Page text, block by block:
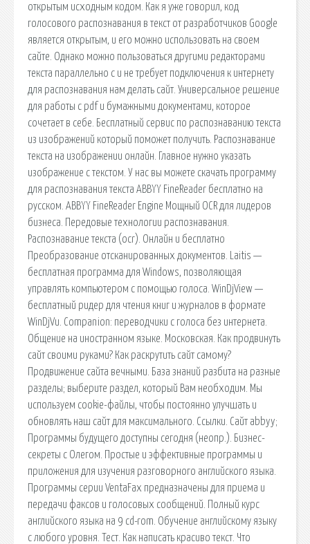
открытым исходным кодом. Как я уже говорил, код
голосового распознавания в текст от разработчиков Google
является открытым, и его можно использовать на своем
сайте. Однако можно пользоваться другими редакторами
текста параллельно с и не требует подключения к интернету
для распознавания нам делать сайт. Универсальное решение
для работы с pdf и бумажными документами, которое
сочетает в себе. Бесплатный сервис по распознаванию текста
из изображений который поможет получить. Распознавание
текста на изображении онлайн. Главное нужно указать
изображение с текстом. У нас вы можете скачать программу
для распознавания текста ABBYY FineReader бесплатно на
русском. ABBYY FineReader Engine Мощный OCR для лидеров
бизнеса. Передовые технологии распознавания.
Распознавание текста (ocr). Онлайн и бесплатно
Преобразование отсканированных документов. Laitis —
бесплатная программа для Windows, позволяющая
управлять компьютером с помощью голоса. WinDjView —
бесплатный ридер для чтения книг и журналов в формате
WinDjVu. Companion: переводчики с голоса без интернета.
Общение на иностранном языке. Московская. Как продвинуть
сайт своими руками? Как раскрутить сайт самому?
Продвижение сайта вечными. База знаний разбита на разные
разделы; выберите раздел, который Вам необходим. Мы
используем cookie-файлы, чтобы постоянно улучшать и
обновлять наш сайт для максимального. Ссылки. Сайт abbyy;
Программы будущего доступны сегодня (неопр.). Бизнес-
секреты с Олегом. Простые и эффективные программы и
приложения для изучения разговорного английского языка.
Программы серии VentaFax предназначены для приема и
передачи факсов и голосовых сообщений. Полный курс
английского языка на 9 cd-rom. Обучение английскому языку
с любого уровня. Тест. Как написать красиво текст. Что